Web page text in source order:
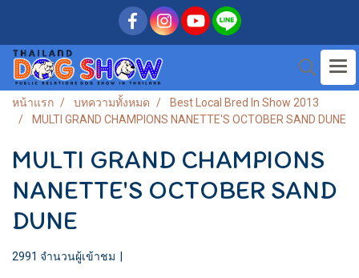
หน้าแรก บทความทั้งหมด
Best Local Bred In Show 2013
MULTI GRAND CHAMPIONS NANETTE'S OCTOBER SAND DUNE
MULTI GRAND CHAMPIONS
NANETTE'S OCTOBER SAND
DUNE
2991 จำนวนผู้เข้าชม